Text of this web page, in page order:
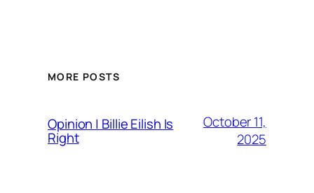
MORE POSTS
Opinion | Billie Eilish Is
Right
October 11,
2025